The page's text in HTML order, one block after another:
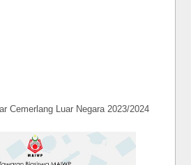
Cemerlang Luar Negara 2023/2024